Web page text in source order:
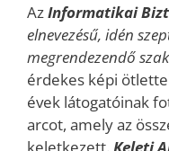
AzInformatikai
elnevezésű, idén
megrendezendő
érdekes képi
évek látogatóinak
arcot, amely az
keletkezett.Keleti